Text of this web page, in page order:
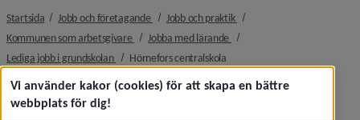
Startsida Jobb och företagande nivå i brödsmulenavigeringen
Jobb och praktik nivå i
Kommunen som arbetsgivare nivå i brödsmulenavigeringen
Jobba med lärande
nivå i brödsmulenavigeringen
Lediga jobb i grundskolan nivå i brödsmulenavigeringen
Hörnefors centralskolanivå i brödsmulenavigeringen
Hörnefors centralskola
Vi använder kakor (cookies) för att skapa en bättre
webbplats för dig!